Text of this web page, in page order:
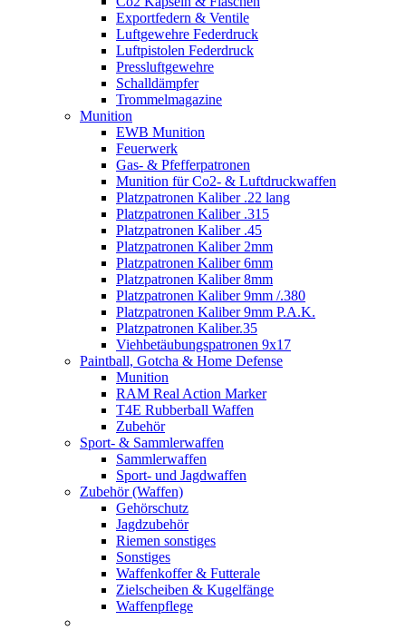
Exportfedern & Ventile
Luftgewehre Federdruck
Luftpistolen Federdruck
Pressluftgewehre
Schalldämpfer
Trommelmagazine
Munition
EWB Munition
Feuerwerk
Gas- & Pfefferpatronen
Munition für Co2- & Luftdruckwaffen
Platzpatronen Kaliber .22 lang
Platzpatronen Kaliber .315
Platzpatronen Kaliber .45
Platzpatronen Kaliber 2mm
Platzpatronen Kaliber 6mm
Platzpatronen Kaliber 8mm
Platzpatronen Kaliber 9mm /.380
Platzpatronen Kaliber 9mm P.A.K.
Platzpatronen Kaliber.35
Viehbetäubungspatronen 9x17
Paintball, Gotcha & Home Defense
Munition
RAM Real Action Marker
T4E Rubberball Waffen
Zubehör
Sport- & Sammlerwaffen
Sammlerwaffen
Sport- und Jagdwaffen
Zubehör (Waffen)
Gehörschutz
Jagdzubehör
Riemen sonstiges
Sonstiges
Waffenkoffer & Futterale
Zielscheiben & Kugelfänge
Waffenpflege